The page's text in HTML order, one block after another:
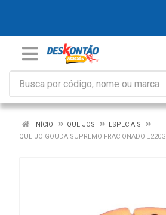
INÍCIO QUEIJOS
ESPECIAIS
QUEIJO GOUDA SUPREMO FRACIONADO ±220G